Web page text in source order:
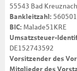
55543 Bad Kreuznach
Bankleitzahl:
BIC: Malade51KRE
Umsatzsteuer-
DE152743592
Vorsitzender des
Mitglieder des